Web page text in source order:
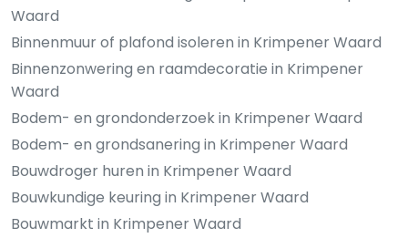
Waard
Binnenmuur of plafond isoleren in Krimpener Waard
Binnenzonwering en raamdecoratie in Krimpener
Waard
Bodem- en grondonderzoek in Krimpener Waard
Bodem- en grondsanering in Krimpener Waard
Bouwdroger huren in Krimpener Waard
Bouwkundige keuring in Krimpener Waard
Bouwmarkt in Krimpener Waard